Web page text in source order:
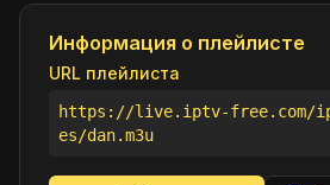
Информация о плейлисте
URL плейлиста
https://live.iptv-free.com/
es/dan.m3u